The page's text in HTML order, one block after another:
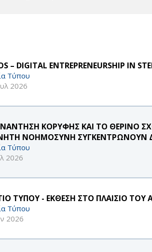
– DIGITAL ENTREPRENEURSHIP IN
Τύπου
2026
ΚΟΡΥΦΗΣ ΚΑΙ ΤΟ ΘΕΡΙΝΟ
ΝΟΗΜΟΣΥΝΗ ΣΥΓΚΕΝΤΡΩΝΟΥΝ
Τύπου
2026
ΤΥΠΟΥ - ΕΚΘΕΣΗ ΣΤΟ ΠΛΑΙΣΙΟ
Τύπου
2026